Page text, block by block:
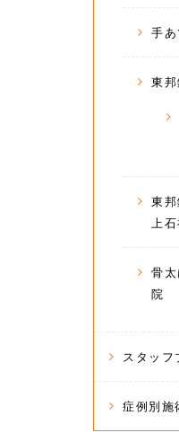
手あ
東
東
上
骨
院
スタッフ
症例別施